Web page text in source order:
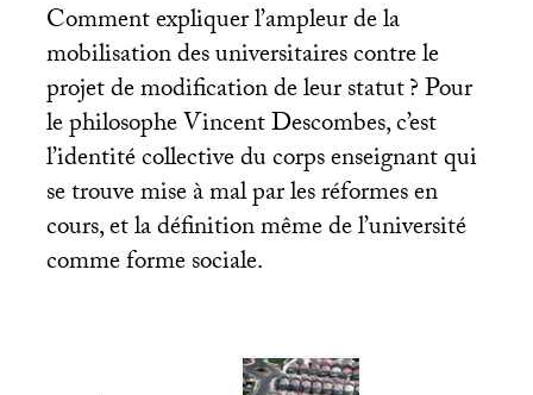
Comment expliquer l’ampleur de la
mobilisation des universitaires contre le
projet de modification de leur statut? Pour
le philosophe Vincent Descombes, c’est
l’identité collective du corps enseignant qui
se trouve mise à mal par les réformes en
cours, et la définition même de l’université
comme forme sociale.